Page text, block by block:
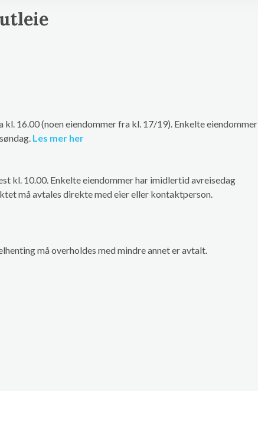
16.00 (noen eiendommer fra kl. 17/19). Enkelte eiendommer
Les mer her
kl. 10.00. Enkelte eiendommer har imidlertid avreisedag
må avtales direkte med eier eller kontaktperson.
må overholdes med mindre annet er avtalt.